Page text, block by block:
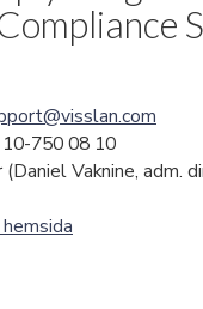
750 08 10
Vaknine, adm.